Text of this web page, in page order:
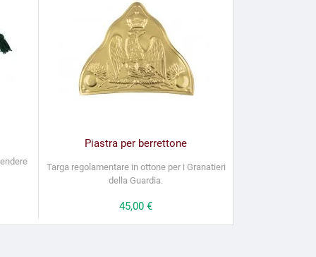
Piastra per berrettone
Targa regolamentare in ottone per i Granatieri
della Guardia.
Prezzo
45,00 €